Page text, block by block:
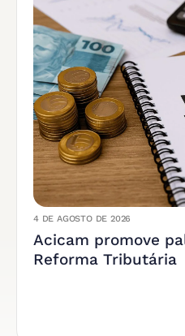
4 DE AGOSTO DE 2026
Acicam promove
Reforma Tributária